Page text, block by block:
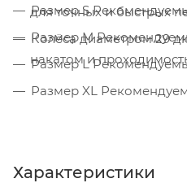
для точных и быстрых
Колёса диаметром 29
накатом и
Размер S
Размер M
Размер L
Размер XL
Характеристики